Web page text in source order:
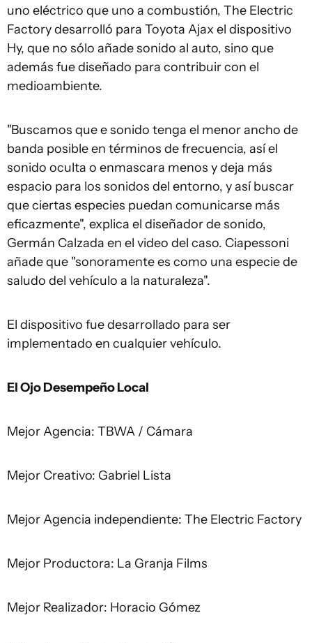
uno eléctrico que uno a combustión, The Electric
Factory desarrolló para Toyota Ajax el dispositivo
Hy, que no sólo añade sonido al auto, sino que
además fue diseñado para contribuir con el
medioambiente.
"Buscamos que e sonido tenga el menor ancho de
banda posible en términos de frecuencia, así el
sonido oculta o enmascara menos y deja más
espacio para los sonidos del entorno, y así buscar
que ciertas especies puedan comunicarse más
eficazmente", explica el diseñador de sonido,
Germán Calzada en el video del caso. Ciapessoni
añade que "sonoramente es como una especie de
saludo del vehículo a la naturaleza".
El dispositivo fue desarrollado para ser
implementado en cualquier vehículo.
El Ojo Desempeño Local
Mejor Agencia: TBWA / Cámara
Mejor Creativo: Gabriel Lista
Mejor Agencia independiente: The Electric Factory
Mejor Productora: La Granja Films
Mejor Realizador: Horacio Gómez